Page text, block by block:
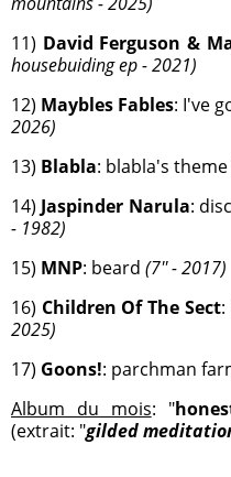
11) David Ferguson &
housebuiding ep - 2021)
12) Maybles Fables: I've
2026)
13) Blabla: blabla's theme
14) Jaspinder Narula:
- 1982)
15) MNP: beard (7'' - 2017)
16) Children Of The Sect:
2025)
17) Goons!: parchman
Album du mois: "
(extrait: "gilded